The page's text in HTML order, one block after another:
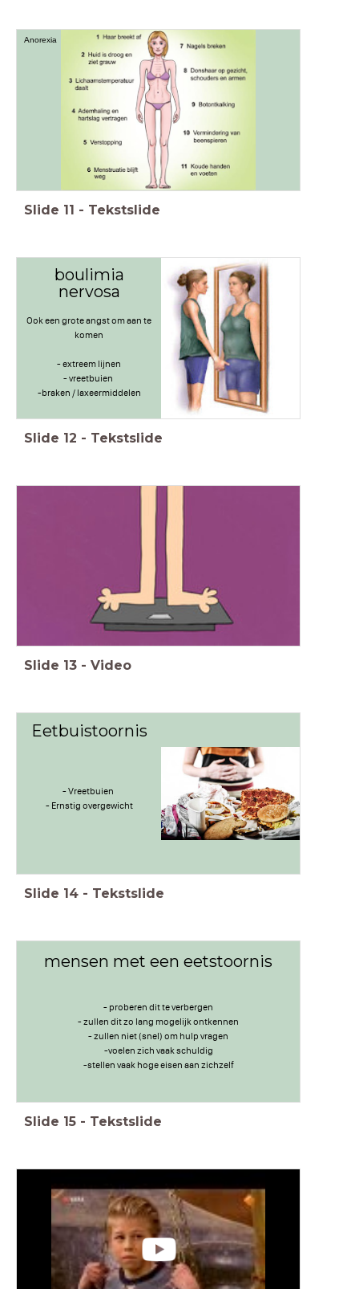
Anorexia
Slide 11 - Tekstslide
boulimia
nervosa
Ook een grote angst om aan te
komen
- extreem lijnen
- vreetbuien
-braken / laxeermiddelen
Slide 12 - Tekstslide
Slide 13 - Video
Eetbuistoornis
- Vreetbuien
- Ernstig overgewicht
Slide 14 - Tekstslide
mensen met een eetstoornis
- proberen dit te verbergen
- zullen dit zo lang mogelijk ontkennen
- zullen niet (snel) om hulp vragen
-voelen zich vaak schuldig
-stellen vaak hoge eisen aan zichzelf
Slide 15 - Tekstslide